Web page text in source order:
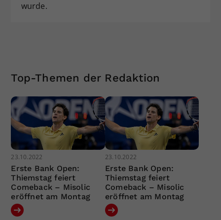
wurde.
Top-Themen der Redaktion
23.10.2022
Erste Bank Open:
Thiemstag feiert
Comeback – Misolic
eröffnet am Montag
23.10.2022
Erste Bank Open:
Thiemstag feiert
Comeback – Misolic
eröffnet am Montag